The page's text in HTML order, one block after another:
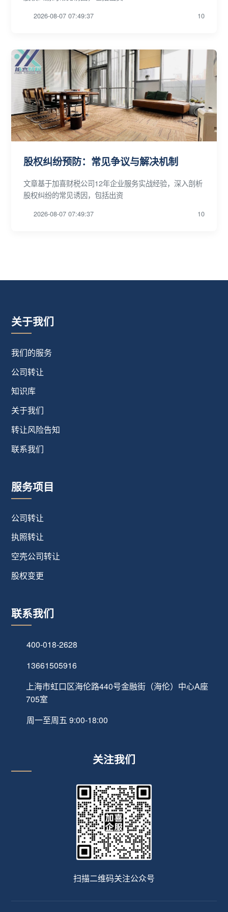
2026-08-07 07:49:37 10
股权纠纷预防：常见争议与解决机制
文章基于加喜财税公司12年企业服务实战经验，深入剖析
股权纠纷的常见诱因，包括出资
2026-08-07 07:49:37 10
关于我们
我们的服务
公司转让
知识库
关于我们
转让风险告知
联系我们
服务项目
公司转让
执照转让
空壳公司转让
股权变更
联系我们
400-018-2628
13661505916
上海市虹口区海伦路440号金融街（海伦）中心A座
705室
周一至周五 9:00-18:00
关注我们
扫描二维码关注公众号